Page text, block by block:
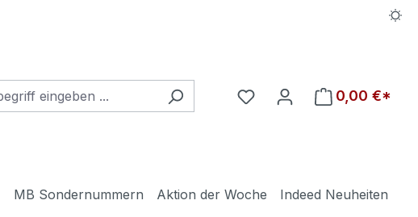
Du hast 0 Produkte auf
0,00 €*
MB Sondernummern Aktion der Woche
Indeed Neuheiten